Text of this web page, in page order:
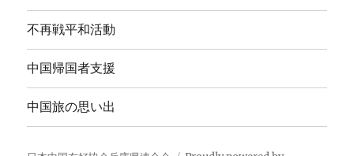
不再戦平和活動
中国帰国者支援
中国旅の思い出